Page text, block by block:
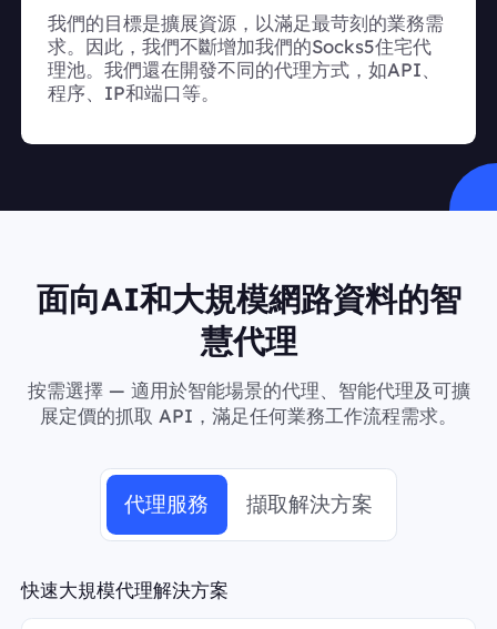
我們的目標是擴展資源，以滿足最苛刻的業務需
求。因此，我們不斷增加我們的Socks5住宅代
理池。我們還在開發不同的代理方式，如API、
程序、IP和端口等。
面向AI和大規模網路資料的智
慧代理
按需選擇 — 適用於智能場景的代理、智能代理及可擴
展定價的抓取 API，滿足任何業務工作流程需求。
代理服務 擷取解決方案
快速大規模代理解決方案